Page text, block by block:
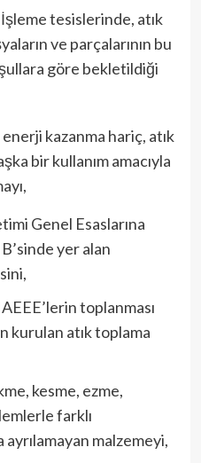
tesislerinde, atık
ve parçalarının bu
göre bekletildiği
kazanma hariç, atık
bir kullanım amacıyla
Genel Esaslarına
yer alan
toplanması
kurulan atık toplama
kesme, ezme,
farklı
malzemeyi,